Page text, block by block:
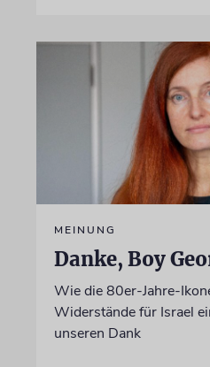
MEINUNG
Danke, Boy
Wie die 80er-Jahre-
Widerstände für Israel
unseren Dank